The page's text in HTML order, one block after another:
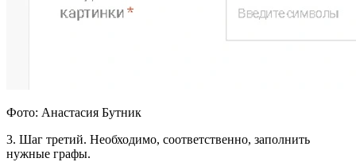
Фото: Анастасия Бутник
3. Шаг третий. Необходимо, соответственно, заполнить
нужные графы.